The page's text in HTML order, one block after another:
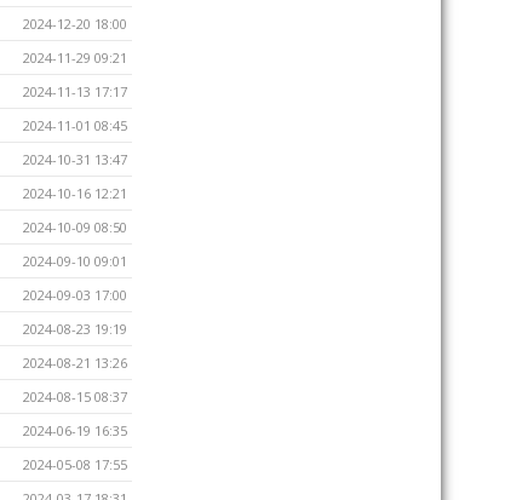
2024-12-20 18:00
2024-11-29 09:21
2024-11-13 17:17
2024-11-01 08:45
2024-10-31 13:47
2024-10-16 12:21
2024-10-09 08:50
2024-09-10 09:01
2024-09-03 17:00
2024-08-23 19:19
2024-08-21 13:26
2024-08-15 08:37
2024-06-19 16:35
2024-05-08 17:55